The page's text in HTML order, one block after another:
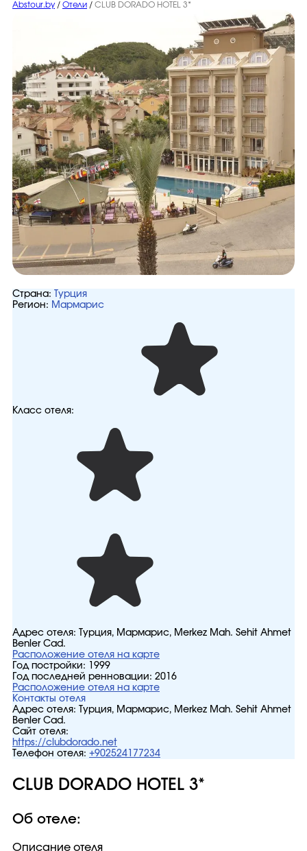
Abstour.by / Отели / CLUB DORADO HOTEL 3*
Страна:
Турция
Регион: Мармарис
Класс отеля:
Адрес отеля:
Турция, Мармарис, Merkez Mah. Sehit Ahmet
Benler Cad.
Расположение отеля на карте
Год постройки:
1999
Год последней ренновации: 2016
Расположение отеля на карте
Контакты отеля
Адрес отеля:
Турция, Мармарис, Merkez Mah. Sehit Ahmet
Benler Cad.
Сайт отеля:
https://clubdorado.net
Телефон отеля: +902524177234
CLUB DORADO HOTEL 3*
Об отеле:
Описание отеля